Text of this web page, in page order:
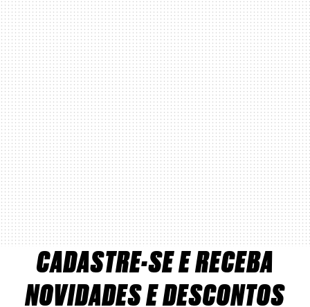
CADASTRE-SE E RECEBA
NOVIDADES E DESCONTOS